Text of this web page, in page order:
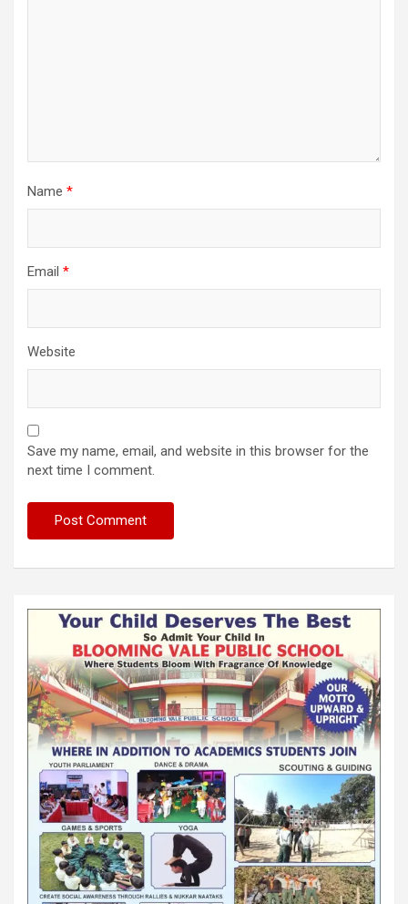
Name *
Email *
Website
Save my name, email, and website in this browser for the
next time I comment.